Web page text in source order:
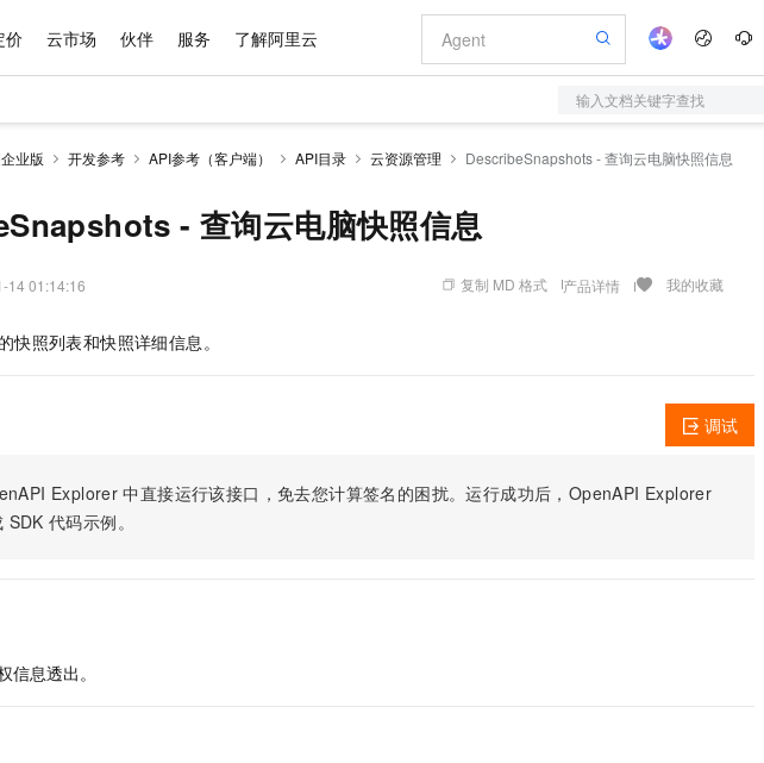
价 云市场 伙伴 服务 了解阿里云
输入文档关键字查找
业版 开发参考 API参考（客户端） API目录 云资源管理 DescribeSnapshots - 查询云电脑快照信息
- 查询云电脑快照信息
14 01:14:16 复制 MD 格式 产品详情 我的收藏
快照列表和快照详细信息。
Explorer 中直接运行该接口，免去您计算签名的困扰。运行成功后，OpenAPI Explorer
SDK 代码示例。
调试
信息透出。
大模型服务平台百炼
NEW
靠的大模型服务
超级电脑
模式云数据仓库
提供智能易用的域名与建站服务
人工智能平台 PAI
一站式AI开发、训练和推理服务
提供一站式管理容器应用的 K8s 服务
安全可靠、弹性可伸缩的云计算服务
全托管，含MySQL、PostgreSQL、SQL Server、MariaDB多引擎
100%兼容MySQL、PostgreSQL，兼容Oracle，支持集中和分布式
云原生的云上边界网络安全防护产品
式影视创作平台
可视化编排打通从文字构思到成片全链路闭环
上传文档即自动完成翻译和格式还原
Hermes Agent，打造自进化智能体
自主进化，持久记忆，越用越聪明
轻松解锁专属 DeepSeek-V4-Pro
以可视化方式快速构建移动和 PC 门户网站
单最高返9万
认证享300元代金券
点，立即开启云上创新
AI 特惠
至高享 1亿+免费 tokens，加速 Al 应用落地
Token Plan 模型订阅计划
Qwen3.8-Max 首发尝鲜，限时加量 10 倍，夜间低至2折
送.CN域名，送备案服务码
AI 场景体验
智能编程，一键开启高性价比 AI 编程新体验
从图文生成到视频创作，一键激活电商全链路生
0 代码专业建站，无忧落地极速上线
AI助力短剧漫剧创作，剧本、分镜、视频高效生
价格计算器
自助选配和估算价格
价格优势
配置报价器
一站式生成采购清单，支持单品或批量购买
版
（旗舰版）
数据与 API
手机三要素
OCR 文字识别
快递物流查询
基础软件
宝塔 Linux
WordPress
计划
成为产品伙伴
产品生态伙伴
产品伙伴合作计划
弹性计算合作计划
成为服务伙伴
企业增值服务
专家技术服务
企业成长
阿里云认证
全部认证
最佳实践
云上奥运之旅
看见新力量
市场活动
阿里云中企出海大会
高校合作